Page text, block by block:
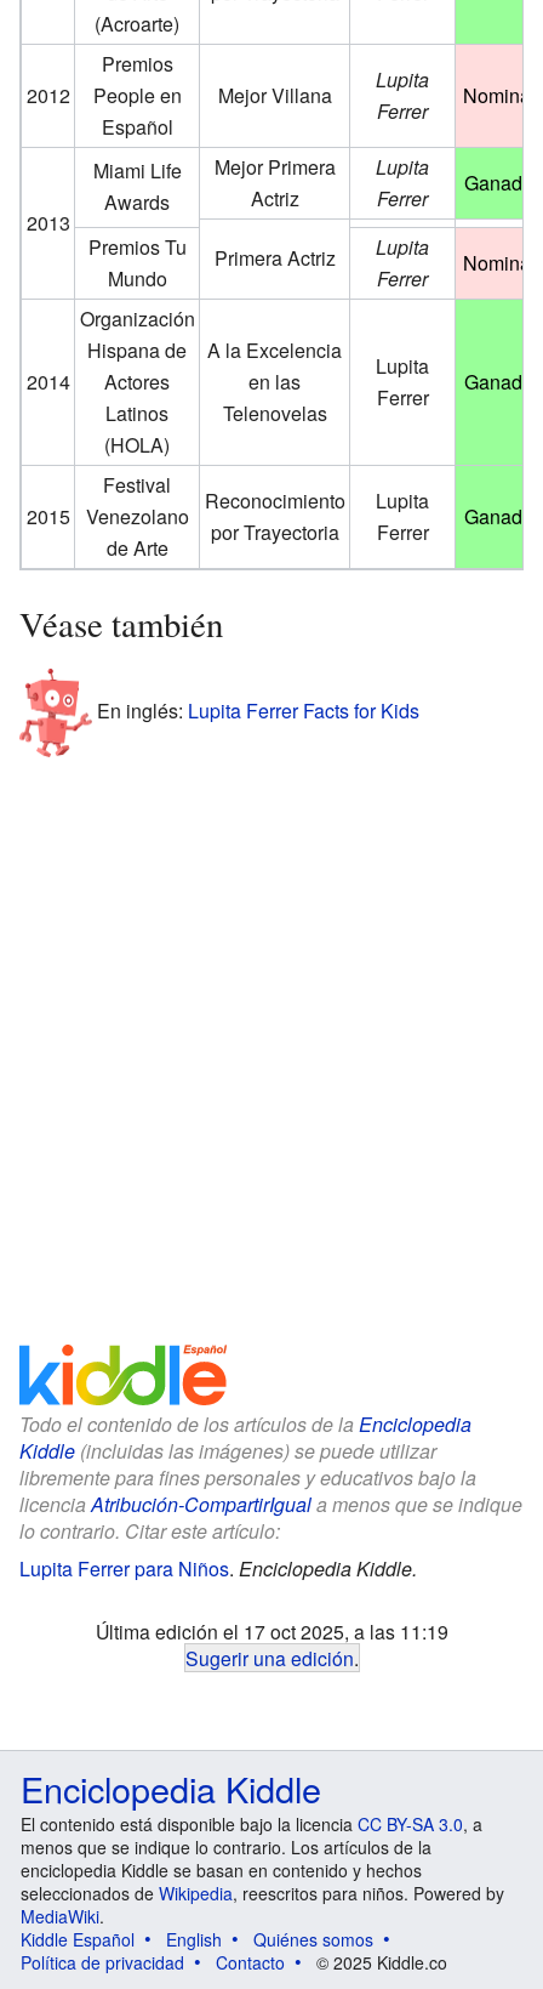
(Acroarte)
2012
Premios
People en
Español
Mejor Villana
Lupita
Ferrer
2013
Miami Life
Awards
Mejor Primera
Actriz
Lupita
Ferrer
Primera Actriz
Premios Tu
Mundo
Lupita
Ferrer
2014
Organización
Hispana de
Actores
Latinos
(HOLA)
A la Excelencia
en las
Telenovelas
Lupita
Ferrer
2015
Festival
Venezolano
de Arte
Reconocimiento
por Trayectoria
Lupita
Ferrer
Véase también
En inglés: Lupita Ferrer Facts for Kids
Todo el contenido de los artículos de la Enciclopedia
Kiddle (incluidas las imágenes) se puede utilizar
libremente para fines personales y educativos bajo la
licenciaAtribución-CompartirIguala menos que se indique
lo contrario. Citar este artículo:
Lupita Ferrer para Niños. Enciclopedia Kiddle.
Última edición el 17 oct 2025, a las 11:19
Sugerir una edición.
Enciclopedia Kiddle
El contenido está disponible bajo la licencia CC BY-SA 3.0, a
menos que se indique lo contrario. Los artículos de la
enciclopedia Kiddle se basan en contenido y hechos
seleccionados de Wikipedia, reescritos para niños. Powered by
MediaWiki.
Kiddle Español
English
Quiénes somos
Política de privacidad
Contacto © 2025 Kiddle.co